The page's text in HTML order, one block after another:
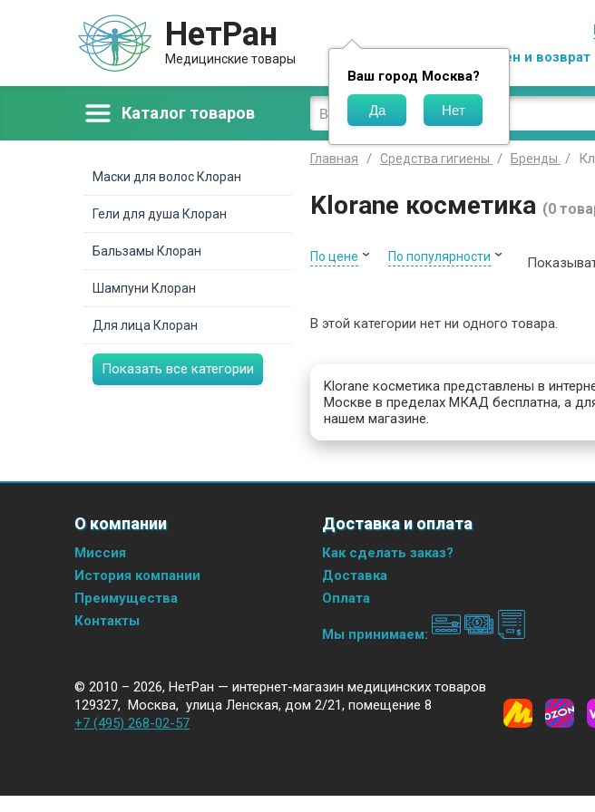
НетРан
Медицинские товары
Ваш город Москва?
Обмен и возврат
Каталог товаров
Маски для волос Клоран
Гели для душа Клоран
Бальзамы Клоран
Шампуни Клоран
Для лица Клоран
Показать все категории
Главная Средства гигиены Бренды
Klorane косметика (0
По цене По популярности
В этой категории нет ни одного товара.
Klorane косметика представлены в
Москве в пределах МКАД бесплатна, а
нашем магазине.
О компании
Миссия
История компании
Преимущества
Контакты
Доставка и оплата
Как сделать заказ?
Доставка
Оплата
Мы принимаем:
© 2010 – 2026, НетРан — интернет-магазин медицинских товаров
129327, Москва, улица Ленская, дом 2/21, помещение 8
+7 (495) 268-02-57